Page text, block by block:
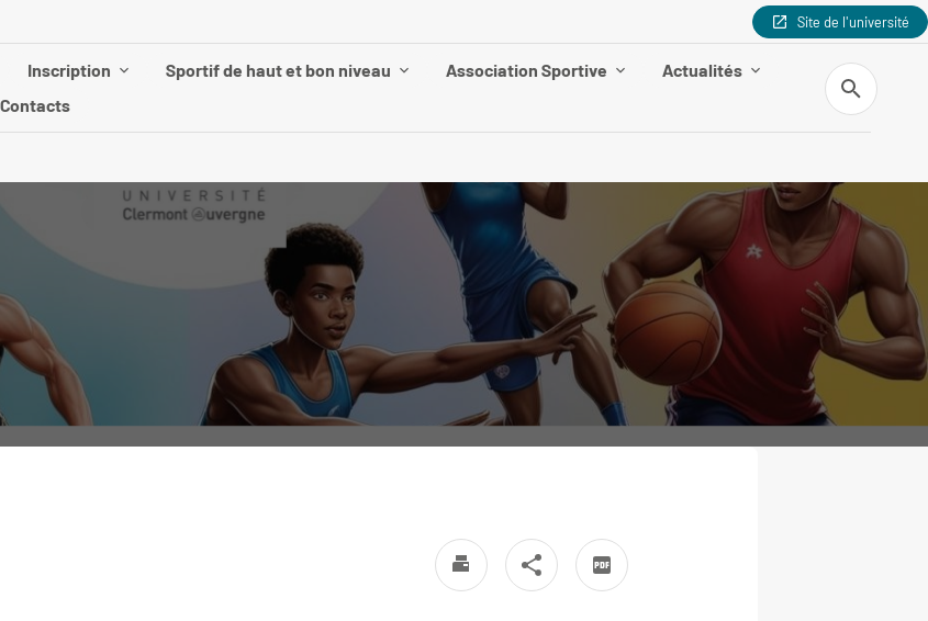
Site de l'université
Inscription Sportif de haut et bon niveau Association Sportive
Actualités
Contacts
Recherche